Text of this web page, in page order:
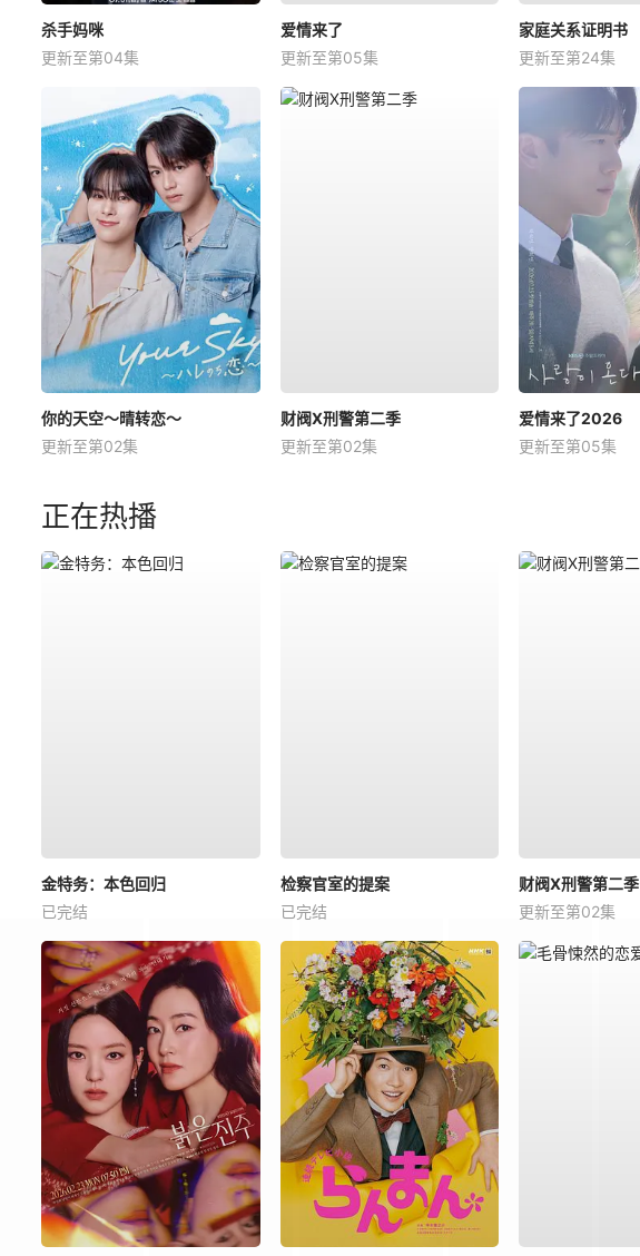
杀手妈咪
更新至第04集
爱情来了
更新至第05集
家庭关系证明书
更新至第24集
你的天空～晴转恋～
更新至第02集
财阀X刑警第二季
更新至第02集
爱情来了2026
更新至第05集
正在热播
金特务：本色回归
已完结
检察官室的提案
已完结
财阀X刑警第二季
更新至第02集